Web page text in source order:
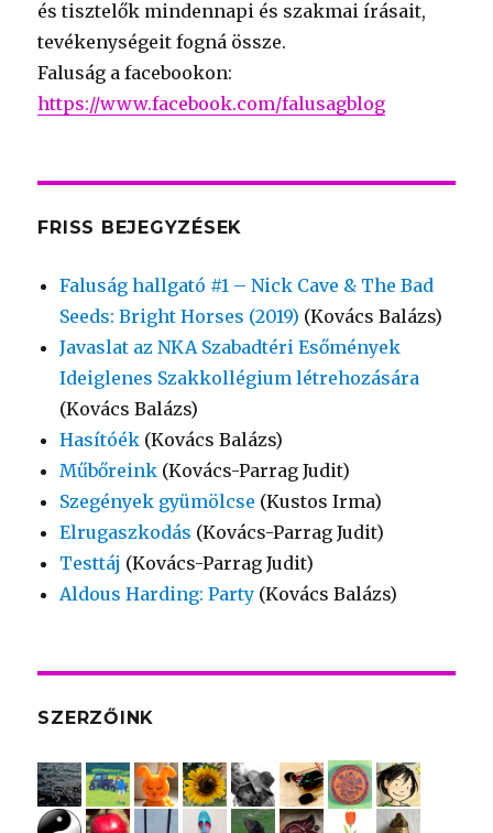
és tisztelők mindennapi és szakmai írásait,
tevékenységeit fogná össze.
Faluság a facebookon:
https://www.facebook.com/falusagblog
FRISS BEJEGYZÉSEK
Faluság hallgató #1 – Nick Cave & The Bad
Seeds: Bright Horses (2019) (Kovács Balázs)
Javaslat az NKA Szabadtéri Esőmények
Ideiglenes Szakkollégium létrehozására
(Kovács Balázs)
Hasítóék (Kovács Balázs)
Műbőreink (Kovács-Parrag Judit)
Szegények gyümölcse (Kustos Irma)
Elrugaszkodás (Kovács-Parrag Judit)
Testtáj (Kovács-Parrag Judit)
Aldous Harding: Party (Kovács Balázs)
SZERZŐINK